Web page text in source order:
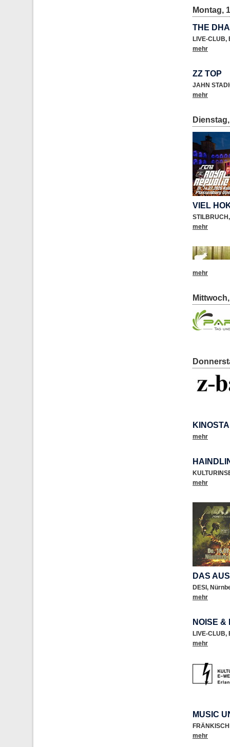
Montag,
THE
LIVE-CLUB,
mehr
ZZ TOP
JAHN
mehr
VIEL
STILBRUCH,
mehr
mehr
mehr
mehr
DAS
DESI ,
mehr
NOISE &
LIVE-CLUB,
mehr
MUSIC
mehr